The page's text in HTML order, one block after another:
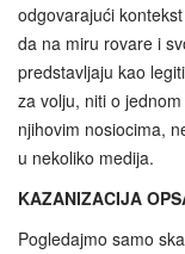
odgovarajući
da na miru rovare i
predstavljaju kao
za volju, niti o
njihovim nosiocima,
u nekoliko medija.
KAZANIZACIJA
Pogledajmo samo